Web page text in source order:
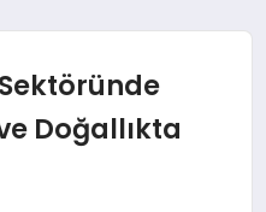
Doğallıkta